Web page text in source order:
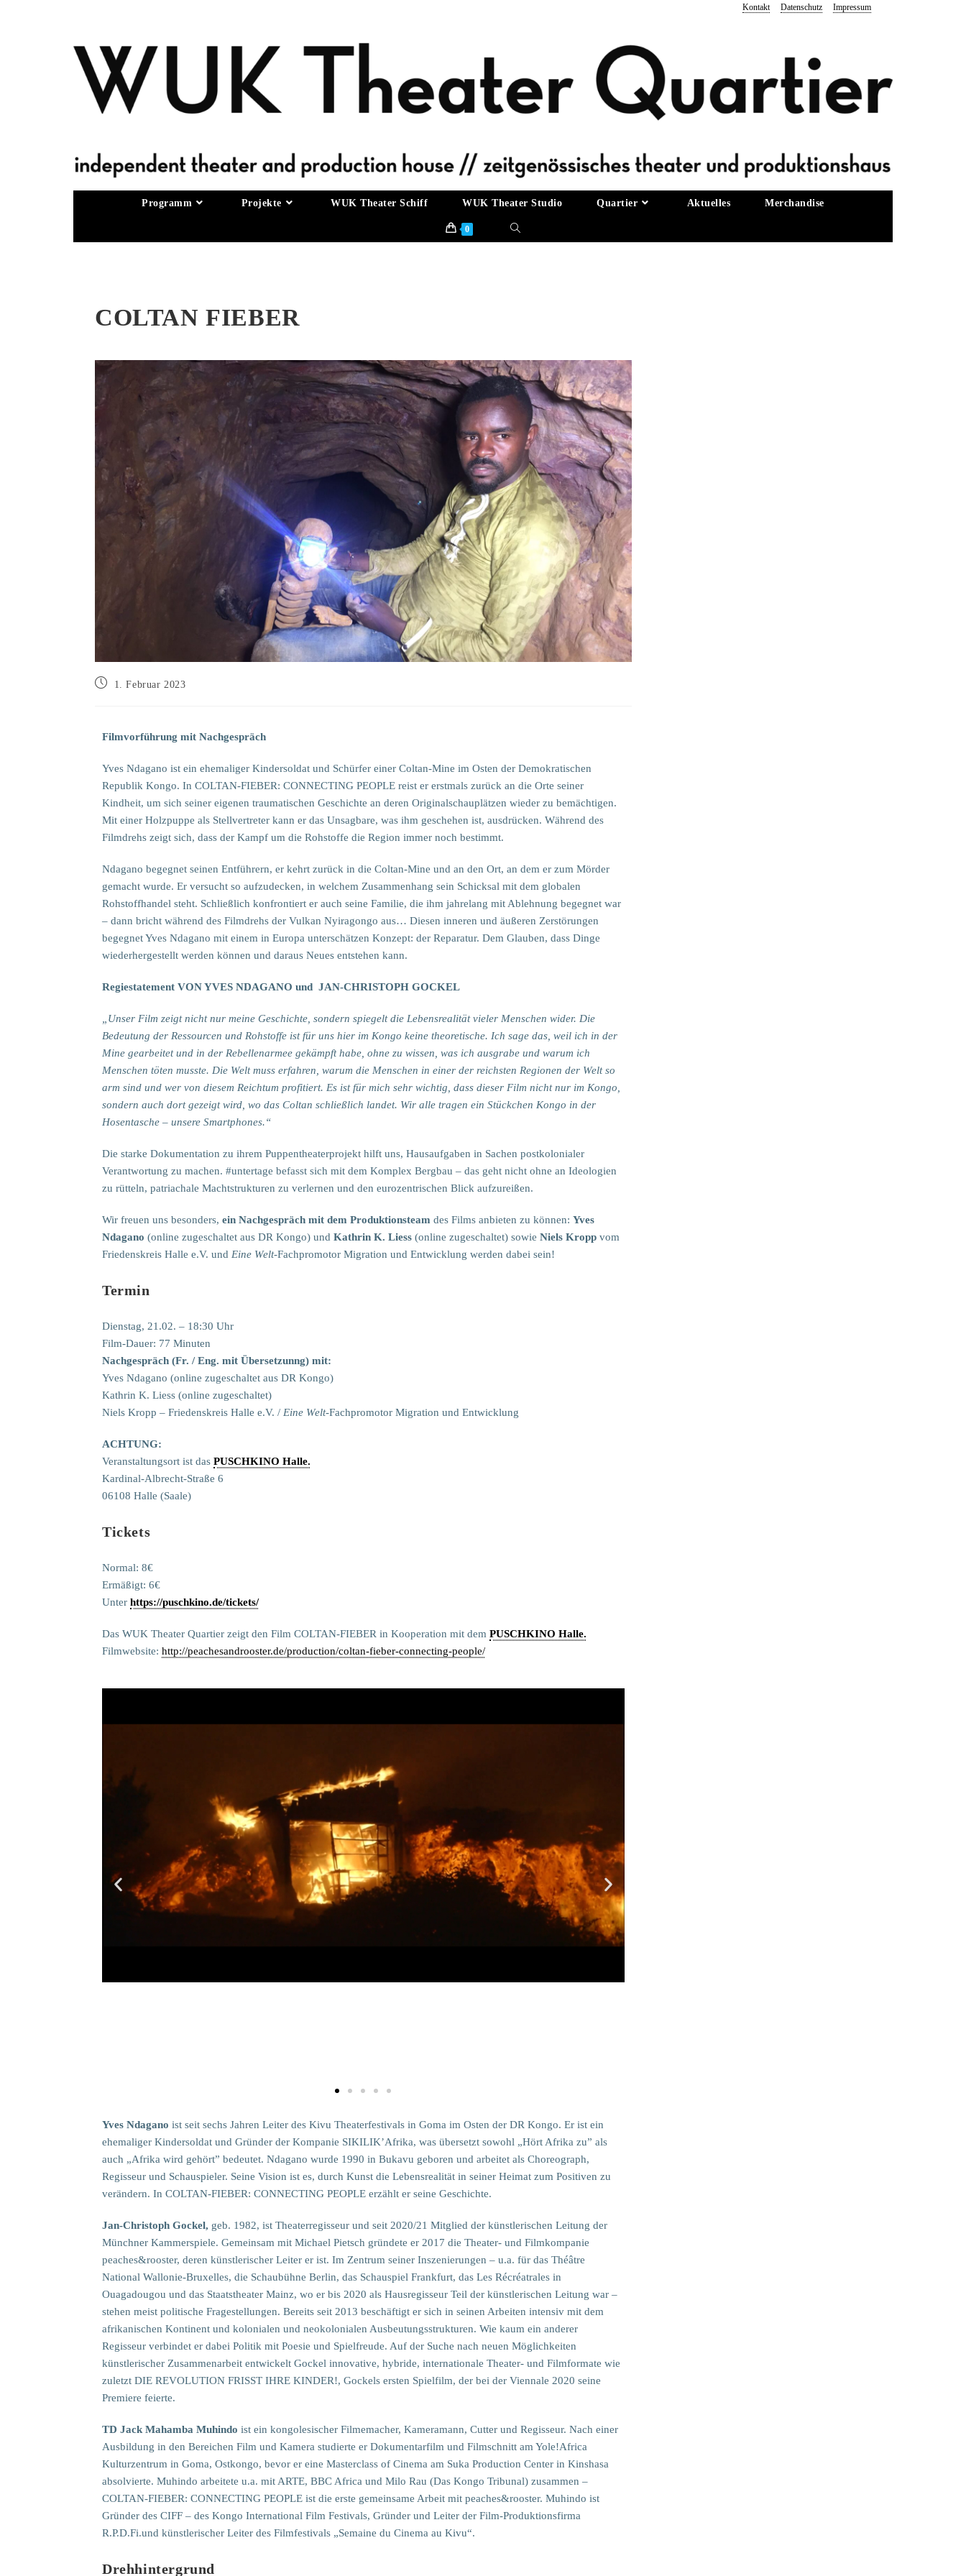
Kontakt Datenschutz Impressum
Programm Projekte WUK Theater Schiff WUK Theater Studio Quartier Aktuelles Merchandise
0
COLTAN FIEBER
1. Februar 2023
Filmvorführung mit Nachgespräch
Yves Ndagano ist ein ehemaliger Kindersoldat und Schürfer einer Coltan-Mine im Osten der Demokratischen
Republik Kongo. In COLTAN-FIEBER: CONNECTING PEOPLE reist er erstmals zurück an die Orte seiner
Kindheit, um sich seiner eigenen traumatischen Geschichte an deren Originalschauplätzen wieder zu bemächtigen.
Mit einer Holzpuppe als Stellvertreter kann er das Unsagbare, was ihm geschehen ist, ausdrücken. Während des
Filmdrehs zeigt sich, dass der Kampf um die Rohstoffe die Region immer noch bestimmt.
Ndagano begegnet seinen Entführern, er kehrt zurück in die Coltan-Mine und an den Ort, an dem er zum Mörder
gemacht wurde. Er versucht so aufzudecken, in welchem Zusammenhang sein Schicksal mit dem globalen
Rohstoffhandel steht. Schließlich konfrontiert er auch seine Familie, die ihm jahrelang mit Ablehnung begegnet war
– dann bricht während des Filmdrehs der Vulkan Nyiragongo aus… Diesen inneren und äußeren Zerstörungen
begegnet Yves Ndagano mit einem in Europa unterschätzen Konzept: der Reparatur. Dem Glauben, dass Dinge
wiederhergestellt werden können und daraus Neues entstehen kann.
Regiestatement VON YVES NDAGANO und JAN-CHRISTOPH GOCKEL
„Unser Film zeigt nicht nur meine Geschichte, sondern spiegelt die Lebensrealität vieler Menschen wider. Die
Bedeutung der Ressourcen und Rohstoffe ist für uns hier im Kongo keine theoretische. Ich sage das, weil ich in der
Mine gearbeitet und in der Rebellenarmee gekämpft habe, ohne zu wissen, was ich ausgrabe und warum ich
Menschen töten musste. Die Welt muss erfahren, warum die Menschen in einer der reichsten Regionen der Welt so
arm sind und wer von diesem Reichtum profitiert. Es ist für mich sehr wichtig, dass dieser Film nicht nur im Kongo,
sondern auch dort gezeigt wird, wo das Coltan schließlich landet. Wir alle tragen ein Stückchen Kongo in der
Hosentasche – unsere Smartphones.“
Die starke Dokumentation zu ihrem Puppentheaterprojekt hilft uns, Hausaufgaben in Sachen postkolonialer
Verantwortung zu machen. #untertage befasst sich mit dem Komplex Bergbau – das geht nicht ohne an Ideologien
zu rütteln, patriachale Machtstrukturen zu verlernen und den eurozentrischen Blick aufzureißen.
Wir freuen uns besonders, ein Nachgespräch mit dem Produktionsteam des Films anbieten zu können: Yves
Ndagano (online zugeschaltet aus DR Kongo) und Kathrin K. Liess (online zugeschaltet) sowie Niels Kropp vom
Friedenskreis Halle e.V. und Eine Welt-Fachpromotor Migration und Entwicklung werden dabei sein!
Termin
Dienstag, 21.02. – 18:30 Uhr
Film-Dauer: 77 Minuten
Nachgespräch (Fr. / Eng. mit Übersetzunng) mit:
Yves Ndagano (online zugeschaltet aus DR Kongo)
Kathrin K. Liess (online zugeschaltet)
Niels Kropp – Friedenskreis Halle e.V. / Eine Welt-Fachpromotor Migration und Entwicklung
ACHTUNG:
Veranstaltungsort ist das PUSCHKINO Halle.
Kardinal-Albrecht-Straße 6
06108 Halle (Saale)
Tickets
Normal: 8€
Ermäßigt: 6€
Unter https://puschkino.de/tickets/
Das WUK Theater Quartier zeigt den Film COLTAN-FIEBER in Kooperation mit dem PUSCHKINO Halle.
Filmwebsite: http://peachesandrooster.de/production/coltan-fieber-connecting-people/
Yves Ndagano ist seit sechs Jahren Leiter des Kivu Theaterfestivals in Goma im Osten der DR Kongo. Er ist ein
ehemaliger Kindersoldat und Gründer der Kompanie SIKILIK’Afrika, was übersetzt sowohl „Hört Afrika zu” als
auch „Afrika wird gehört” bedeutet. Ndagano wurde 1990 in Bukavu geboren und arbeitet als Choreograph,
Regisseur und Schauspieler. Seine Vision ist es, durch Kunst die Lebensrealität in seiner Heimat zum Positiven zu
verändern. In COLTAN-FIEBER: CONNECTING PEOPLE erzählt er seine Geschichte.
Jan-Christoph Gockel, geb. 1982, ist Theaterregisseur und seit 2020/21 Mitglied der künstlerischen Leitung der
Münchner Kammerspiele. Gemeinsam mit Michael Pietsch gründete er 2017 die Theater- und Filmkompanie
peaches&rooster, deren künstlerischer Leiter er ist. Im Zentrum seiner Inszenierungen – u.a. für das Théâtre
National Wallonie-Bruxelles, die Schaubühne Berlin, das Schauspiel Frankfurt, das Les Récréatrales in
Ouagadougou und das Staatstheater Mainz, wo er bis 2020 als Hausregisseur Teil der künstlerischen Leitung war –
stehen meist politische Fragestellungen. Bereits seit 2013 beschäftigt er sich in seinen Arbeiten intensiv mit dem
afrikanischen Kontinent und kolonialen und neokolonialen Ausbeutungsstrukturen. Wie kaum ein anderer
Regisseur verbindet er dabei Politik mit Poesie und Spielfreude. Auf der Suche nach neuen Möglichkeiten
künstlerischer Zusammenarbeit entwickelt Gockel innovative, hybride, internationale Theater- und Filmformate wie
zuletzt DIE REVOLUTION FRISST IHRE KINDER!, Gockels ersten Spielfilm, der bei der Viennale 2020 seine
Premiere feierte.
TD Jack Mahamba Muhindo ist ein kongolesischer Filmemacher, Kameramann, Cutter und Regisseur. Nach einer
Ausbildung in den Bereichen Film und Kamera studierte er Dokumentarfilm und Filmschnitt am Yole!Africa
Kulturzentrum in Goma, Ostkongo, bevor er eine Masterclass of Cinema am Suka Production Center in Kinshasa
absolvierte. Muhindo arbeitete u.a. mit ARTE, BBC Africa und Milo Rau (Das Kongo Tribunal) zusammen –
COLTAN-FIEBER: CONNECTING PEOPLE ist die erste gemeinsame Arbeit mit peaches&rooster. Muhindo ist
Gründer des CIFF – des Kongo International Film Festivals, Gründer und Leiter der Film-Produktionsfirma
R.P.D.Fi.und künstlerischer Leiter des Filmfestivals „Semaine du Cinema au Kivu“.
Drehhintergrund